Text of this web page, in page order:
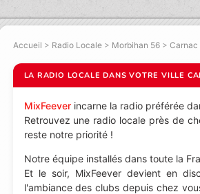
Accueil > Radio Locale> Morbihan 56>
LA RADIO LOCALE DANS VOTRE VILLE
MixFeeverincarne la radio préférée
Retrouvez une radio locale près de
reste notre priorité !
Notre équipe installés dans toute la
Et le soir, MixFeever devient en
l'ambiance des clubs depuis chez